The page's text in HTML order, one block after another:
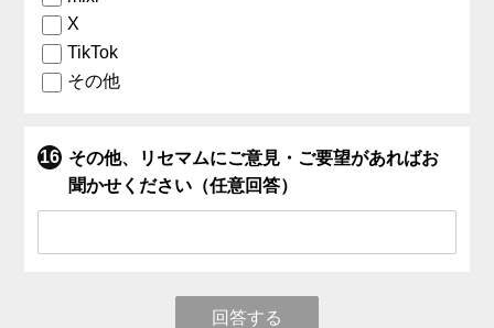
X
TikTok
その他
その他、リセマムにご意見・ご要望があればお
聞かせください（任意回答）
回答する